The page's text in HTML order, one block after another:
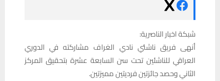
شبكة اخبار الناصرية:
أنهى فريق ناشئي نادي الغراف مشاركته في الدوري
العراقي للناشئين تحت سن السابعة عشرة بتحقيق المركز
الثاني وحصد جائزتين فرديتين مميزتين.